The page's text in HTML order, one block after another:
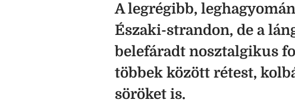
A legrégibb,
Északi-strandon, de a
belefáradt nosztalgikus
többek között rétest,
söröket is.